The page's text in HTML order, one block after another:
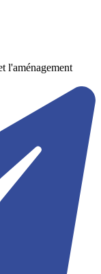
l'aménagement